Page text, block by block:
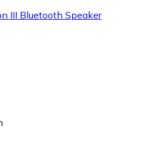
III Bluetooth Speaker